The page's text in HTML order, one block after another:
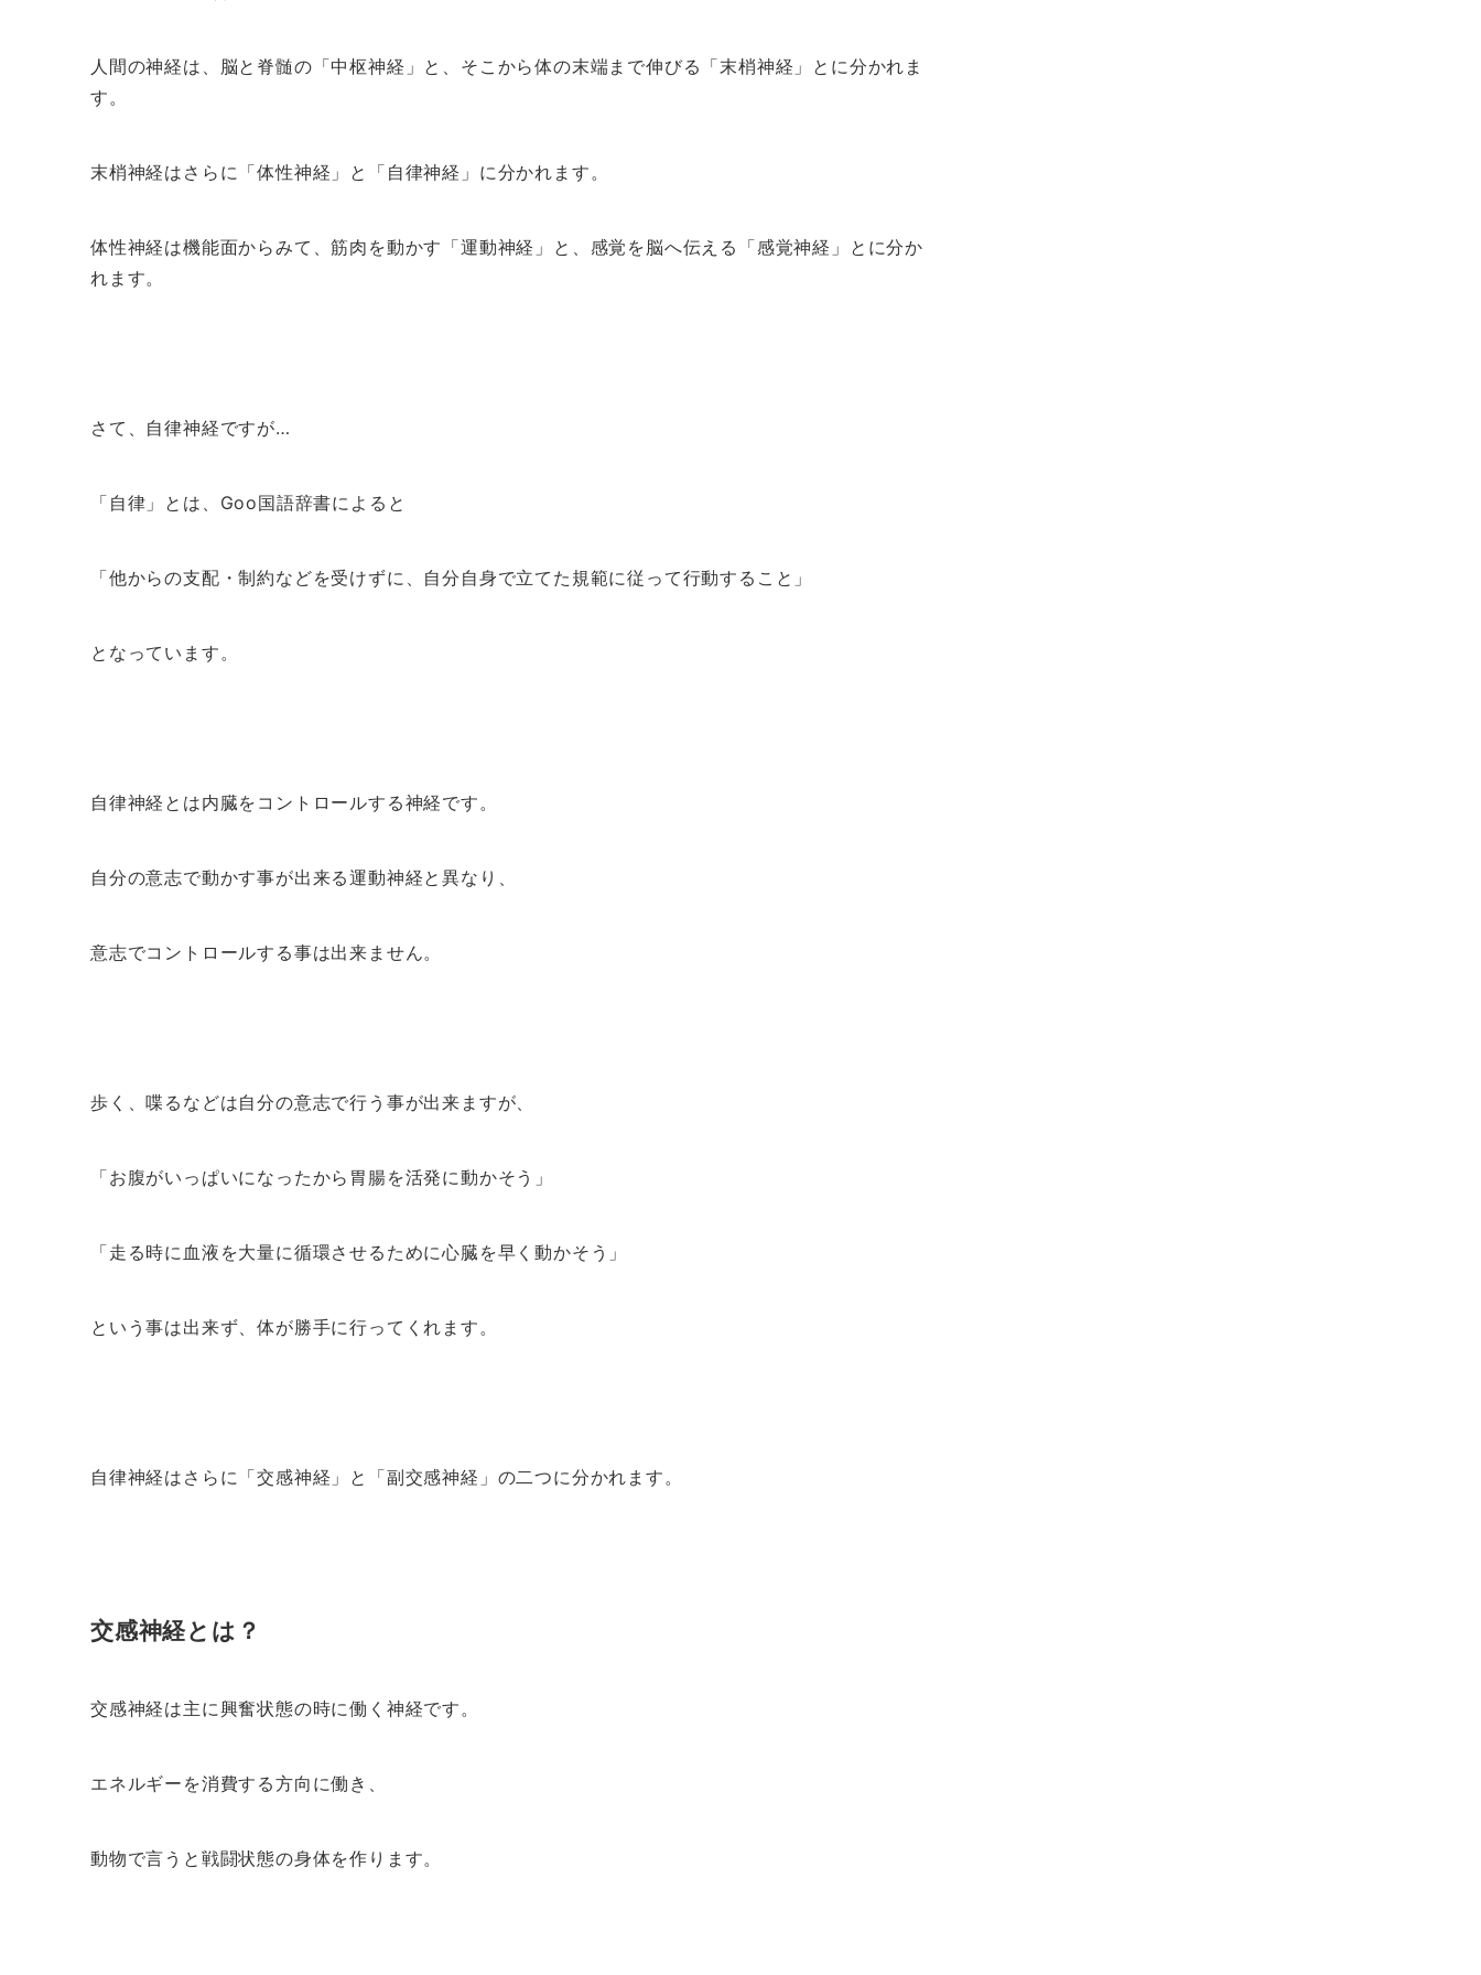
人間の神経は、脳と脊髄の「中枢神経」と、そこから体の末端まで伸びる「末梢神経」とに分かれま
す。
末梢神経はさらに「体性神経」と「自律神経」に分かれます。
体性神経は機能面からみて、筋肉を動かす「運動神経」と、感覚を脳へ伝える「感覚神経」とに分か
れます。
さて、自律神経ですが…
「自律」とは、Goo国語辞書によると
「他からの支配・制約などを受けずに、自分自身で立てた規範に従って行動すること」
となっています。
自律神経とは内臓をコントロールする神経です。
自分の意志で動かす事が出来る運動神経と異なり、
意志でコントロールする事は出来ません。
歩く、喋るなどは自分の意志で行う事が出来ますが、
「お腹がいっぱいになったから胃腸を活発に動かそう」
「走る時に血液を大量に循環させるために心臓を早く動かそう」
という事は出来ず、体が勝手に行ってくれます。
自律神経はさらに「交感神経」と「副交感神経」の二つに分かれます。
交感神経とは？
交感神経は主に興奮状態の時に働く神経です。
エネルギーを消費する方向に働き、
動物で言うと戦闘状態の身体を作ります。